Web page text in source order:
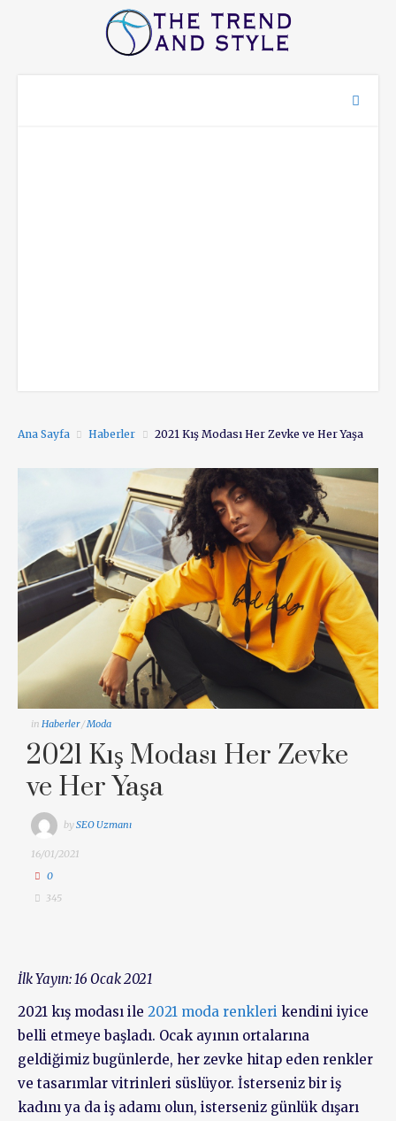
Ana Sayfa Haberler 2021 Kış Modası Her Zevke ve Her Yaşa
in Haberler/Moda
2021 Kış Modası Her Zevke
ve Her Yaşa
bySEO Uzmanı
16/01/2021
0
345
İlk Yayın: 16 Ocak 2021
2021 kış modası ile 2021 moda renkleri kendini iyice
belli etmeye başladı. Ocak ayının ortalarına
geldiğimiz bugünlerde, her zevke hitap eden renkler
ve tasarımlar vitrinleri süslüyor. İsterseniz bir iş
kadını ya da iş adamı olun, isterseniz günlük dışarı